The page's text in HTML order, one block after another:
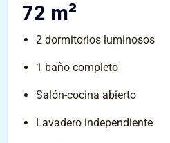
72 m²
2 dormitorios luminosos
1 baño completo
Salón-cocina abierto
Lavadero independiente